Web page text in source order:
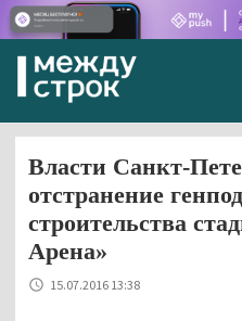
Власти Санкт-
отстранение
строительства
Арена»
15.07.2016 13:38